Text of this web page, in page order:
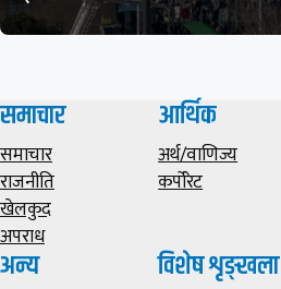
समाचार
समाचार
राजनीति
खेलकुद
अपराध
आर्थिक
अर्थ/वाणिज्य
कर्पोरेट
अन्य विशेष शृङ्खला